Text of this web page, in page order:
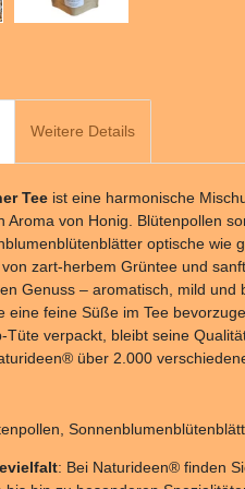
Weitere Details
Tee ist eine harmonische
Aroma von Honig. Blütenpollen
optische wie
zart-herbem Grüntee und
Genuss – aromatisch, mild und
eine feine Süße im Tee
Tüte verpackt, bleibt seine
über 2.000
: Bei Naturideen® finden